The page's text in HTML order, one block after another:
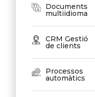
Documents
multiidioma
CRM Gestió
de clients
Processos
automàtics